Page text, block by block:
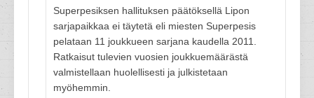
Superpesiksen hallituksen päätöksellä Lipon
sarjapaikkaa ei täytetä eli miesten Superpesis
pelataan 11 joukkueen sarjana kaudella 2011.
Ratkaisut tulevien vuosien joukkuemäärästä
valmistellaan huolellisesti ja julkistetaan
myöhemmin.